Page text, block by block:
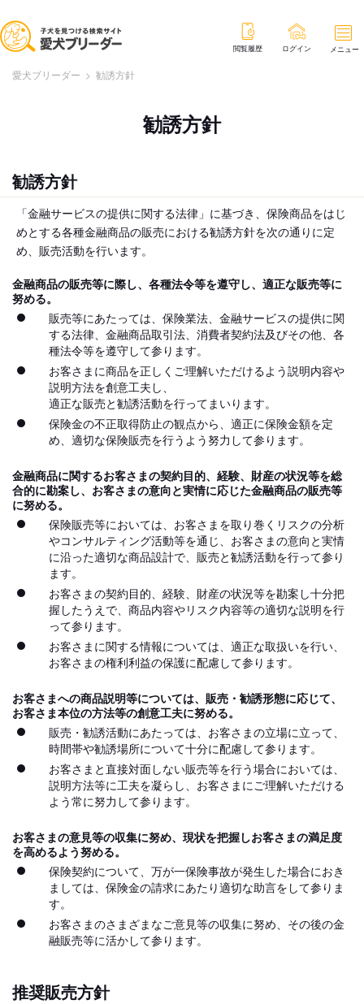
閲覧履歴 ログイン メニュー
愛犬ブリーダー > 勧誘方針
勧誘方針
勧誘方針
「金融サービスの提供に関する法律」に基づき、保険商品をはじ
めとする各種金融商品の販売における勧誘方針を次の通りに定
め、販売活動を行います。
金融商品の販売等に際し、各種法令等を遵守し、適正な販売等に
努める。
販売等にあたっては、保険業法、金融サービスの提供に関
する法律、金融商品取引法、消費者契約法及びその他、各
種法令等を遵守して参ります。
お客さまに商品を正しくご理解いただけるよう説明内容や
説明方法を創意工夫し、
適正な販売と勧誘活動を行ってまいります。
保険金の不正取得防止の観点から、適正に保険金額を定
め、適切な保険販売を行うよう努力して参ります。
金融商品に関するお客さまの契約目的、経験、財産の状況等を総
合的に勘案し、お客さまの意向と実情に応じた金融商品の販売等
に努める。
保険販売等においては、お客さまを取り巻くリスクの分析
やコンサルティング活動等を通じ、お客さまの意向と実情
に沿った適切な商品設計で、販売と勧誘活動を行って参り
ます。
お客さまの契約目的、経験、財産の状況等を勘案し十分把
握したうえで、商品内容やリスク内容等の適切な説明を行
って参ります。
お客さまに関する情報については、適正な取扱いを行い、
お客さまの権利利益の保護に配慮して参ります。
お客さまへの商品説明等については、販売・勧誘形態に応じて、
お客さま本位の方法等の創意工夫に努める。
販売・勧誘活動にあたっては、お客さまの立場に立って、
時間帯や勧誘場所について十分に配慮して参ります。
お客さまと直接対面しない販売等を行う場合においては、
説明方法等に工夫を凝らし、お客さまにご理解いただける
よう常に努力して参ります。
お客さまの意見等の収集に努め、現状を把握しお客さまの満足度
を高めるよう努める。
保険契約について、万が一保険事故が発生した場合におき
ましては、保険金の請求にあたり適切な助言をして参りま
す。
お客さまのさまざまなご意見等の収集に努め、その後の金
融販売等に活かして参ります。
推奨販売方針